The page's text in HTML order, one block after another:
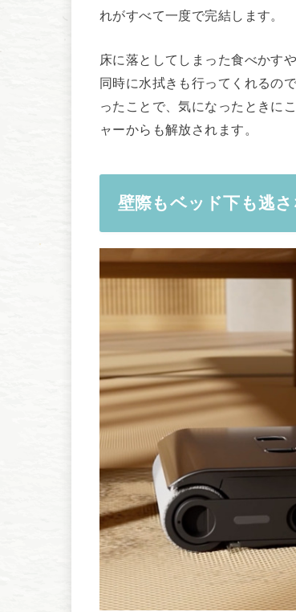
れがすべて一度で完結します。
床に落としてしまった食べかす
同時に水拭きも行ってくれるの
ったことで、気になったときに
ャーからも解放されます。
壁際もベッド下も逃